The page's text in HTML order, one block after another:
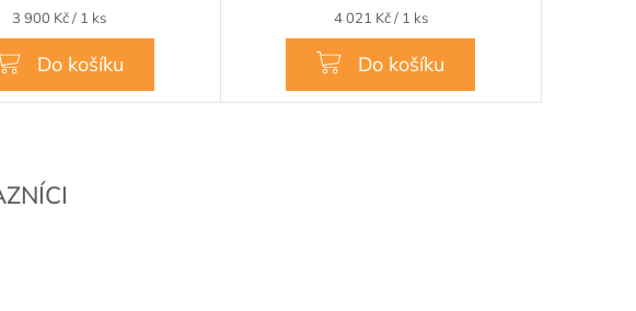
Měrná
cena:
3 900 Kč / 1 ks
Do košíku
Měrná
cena:
4 021 Kč / 1 ks
Do košíku